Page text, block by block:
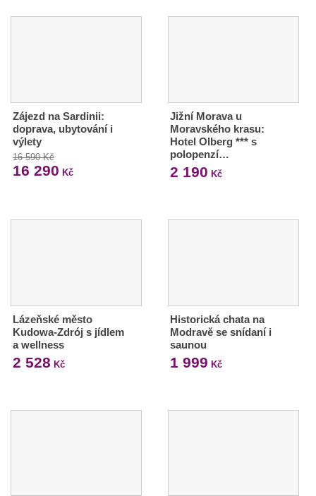
Zájezd na Sardinii:
doprava, ubytování i
výlety
16 590 Kč
16 290 Kč
Jižní Morava u
Moravského krasu:
Hotel Olberg *** s
polopenzí…
2 190 Kč
Lázeňské město
Kudowa-Zdrój s jídlem
a wellness
2 528 Kč
Historická chata na
Modravě se snídaní i
saunou
1 999 Kč